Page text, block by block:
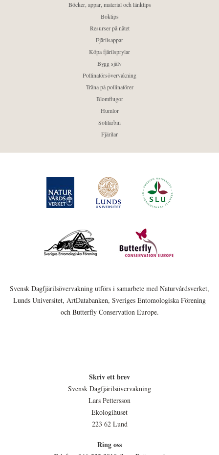
Böcker, appar, material och länktips
Boktips
Resurser på nätet
Fjärilsappar
Köpa fjärilsprylar
Bygg själv
Pollinatörsövervakning
Träna på pollinatörer
Blomflugor
Humlor
Solitärbin
Fjärilar
Svensk Dagfjärilsövervakning utförs i samarbete med Naturvårdsverket,
Lunds Universitet, ArtDatabanken, Sveriges Entomologiska Förening
och Butterfly Conservation Europe.
Skriv ett brev
Svensk Dagfjärilsövervakning
Lars Pettersson
Ekologihuset
223 62 Lund
Ring oss